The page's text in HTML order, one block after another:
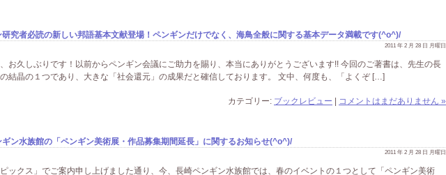
研究者必読の新しい邦語基本文献登場！ペンギンだけでなく、海鳥全般に関する基本データ満載です(^o^)/
2011 年 2 月 28 日 月曜日
お久しぶりです！以前からペンギン会議にご助力を賜り、本当にありがとうございます!! 今回のご著書は、先生の長
結晶の１つであり、大きな「社会還元」の成果だと確信しております。 文中、何度も、「よくぞ […]
カテゴリー: ブックレビュー コメントはまだありません »
ギン水族館の「ペンギン美術展・作品募集期間延長」に関するお知らせ(^o^)/
2011 年 2 月 28 日 月曜日
ックス」でご案内申し上げました通り、今、長崎ペンギン水族館では、春のイベントの１つとして「ペンギン美術